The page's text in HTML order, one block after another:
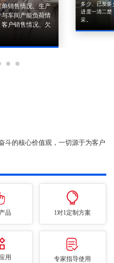
销售情况、生产
车间产能负荷情
户销售情况、欠
多少、已发多
进度一清二楚
采。
斗的核心价值观，一切源于为客户
品 1对1定制方案
用 专家指导使用